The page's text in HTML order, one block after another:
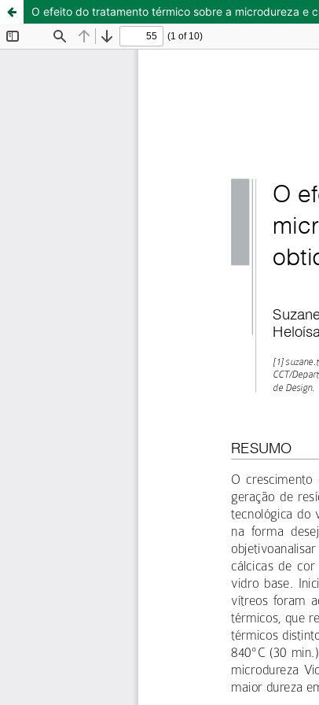
O efeito do tratamento térmico sobre a microdureza e